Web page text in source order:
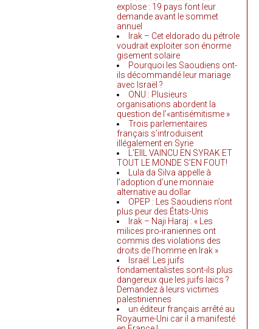
explose : 19 pays font leur
demande avant le sommet
annuel
Irak – Cet eldorado du pétrole
voudrait exploiter son énorme
gisement solaire
Pourquoi les Saoudiens ont-
ils décommandé leur mariage
avec Israël ?
ONU : Plusieurs
organisations abordent la
question de l’«antisémitisme »
Trois parlementaires
français s’introduisent
illégalement en Syrie
L’EIIL VAINCU EN SYRAK ET
TOUT LE MONDE S’EN FOUT!
Lula da Silva appelle à
l’adoption d’une monnaie
alternative au dollar
OPEP : Les Saoudiens n’ont
plus peur des États-Unis
Irak – Naji Haraj : « Les
milices pro-iraniennes ont
commis des violations des
droits de l’homme en Irak »
Israël: Les juifs
fondamentalistes sont-ils plus
dangereux que les juifs laïcs ?
Demandez à leurs victimes
palestiniennes
un éditeur français arrêté au
Royaume-Uni car il a manifesté